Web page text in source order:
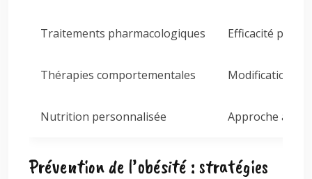
Traitements pharmacologiques Efficacité
Thérapies comportementales Modification
Nutrition personnalisée Approche
Prévention de l’obésité : stratégies